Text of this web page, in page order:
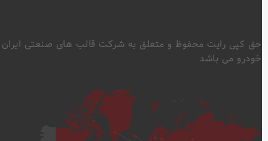
حق کپی رایت محفوظ و متعلق به شرکت قالب های صنعتی ایران
خودرو می باشد